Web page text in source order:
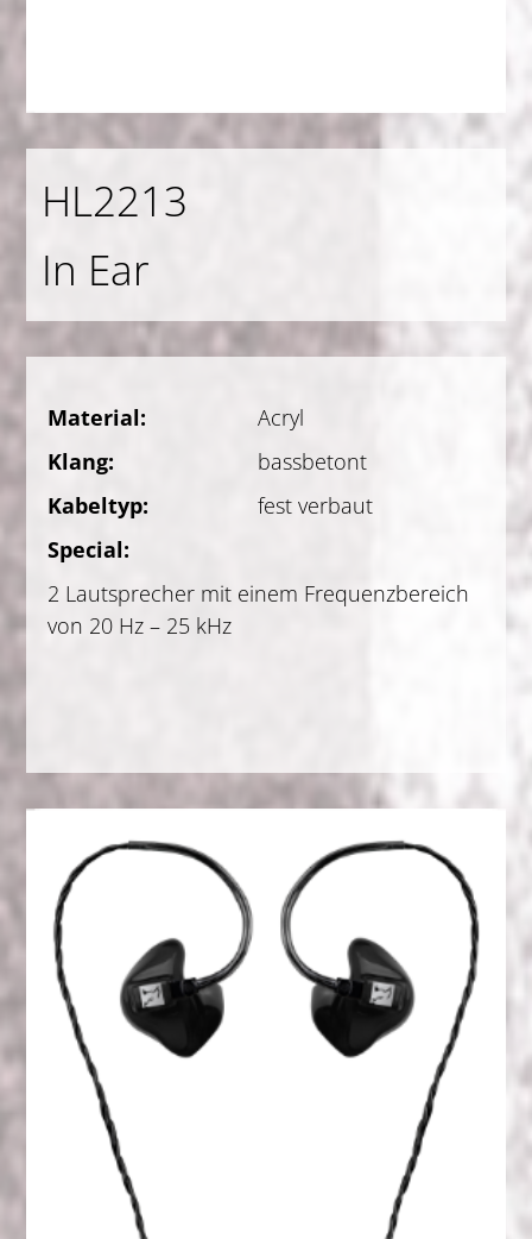
HL2213
In Ear
Material:
Acryl
Klang:
bassbetont
Kabeltyp:
fest verbaut
Special:
2 Lautsprecher mit einem Frequenzbereich
von 20 Hz – 25 kHz